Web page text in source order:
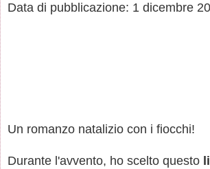
Data di pubblicazione: 1 dicembre
Un romanzo natalizio con i fiocchi!
Durante l'avvento, ho scelto questo